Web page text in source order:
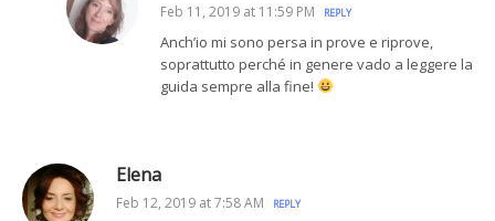
Feb 11, 2019 at 11:59 PM REPLY
Anch’io mi sono persa in prove e riprove,
soprattutto perché in genere vado a leggere la
guida sempre alla fine!
Elena
Feb 12, 2019 at 7:58 AM REPLY